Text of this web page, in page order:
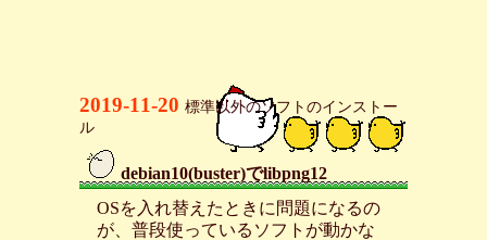
2019-11-20 標準以外のソフトのインストー
ル
debian10(buster)でlibpng12
OSを入れ替えたときに問題になるの
が、普段使っているソフトが動かな